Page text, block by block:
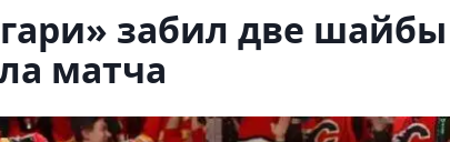
забил две шайбы
матча